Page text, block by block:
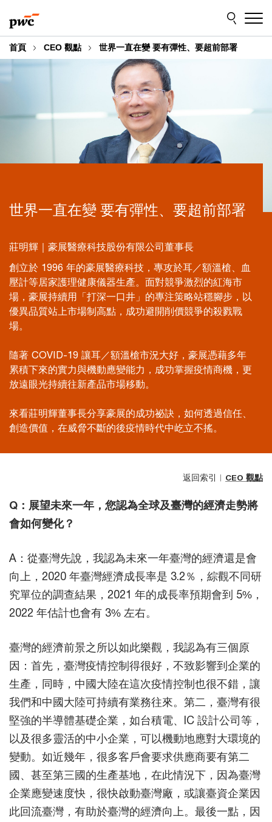
to
content
to
footer
首頁 CEO 觀點 世界一直在變 要有彈性、要超前部署
世界一直在變 要有彈性、要超前部署
莊明輝｜豪展醫療科技股份有限公司董事長
創立於 1996 年的豪展醫療科技，專攻於耳／額溫槍、血
壓計等居家護理健康儀器生產。面對競爭激烈的紅海市
場，豪展持續用「打深一口井」的專注策略站穩腳步，以
優異品質站上市場制高點，成功避開削價競爭的殺戮戰
場。
隨著 COVID-19 讓耳／額溫槍市況大好，豪展憑藉多年
累積下來的實力與機動應變能力，成功掌握疫情商機，更
放遠眼光持續往新產品市場移動。
來看莊明輝董事長分享豪展的成功祕訣，如何透過信任、
創造價值，在威脅不斷的後疫情時代中屹立不搖。
返回索引︱ CEO 觀點
Q：展望未來一年，您認為全球及臺灣的經濟走勢將
會如何變化？
A：從臺灣先說，我認為未來一年臺灣的經濟還是會
向上，2020 年臺灣經濟成長率是 3.2％，綜觀不同研
究單位的調查結果，2021 年的成長率預期會到 5%，
2022 年估計也會有 3% 左右。
臺灣的經濟前景之所以如此樂觀，我認為有三個原
因：首先，臺灣疫情控制得很好，不致影響到企業的
生產，同時，中國大陸在這次疫情控制也很不錯，讓
我們和中國大陸可持續有業務往來。第二，臺灣有很
堅強的半導體基礎企業，如台積電、IC 設計公司等，
以及很多靈活的中小企業，可以機動地應對大環境的
變動。如近幾年，很多客戶會要求供應商要有第二
國、甚至第三國的生產基地，在此情況下，因為臺灣
企業應變速度快，很快啟動臺灣廠，或讓臺資企業因
此回流臺灣，有助於臺灣的經濟向上。最後一點，因